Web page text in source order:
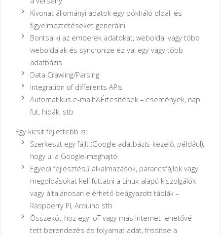
Kivonat állományi adatok egy pókháló oldal, és
figyelmeztetéseket generálni
Bontsa ki az emberek adatokat, weboldal vagy több
weboldalak és syncronize ez-val egy vagy több
adatbázis
Data Crawling/Parsing
Integration of differents APIs
Automatikus e-mailt&Értesítések – események, napi
fut, hibák, stb
Egy kicsit fejlettebb is:
Szerkeszt egy fájlt (Google adatbázis-kezelő, például),
hogy ül a Google-meghajtó
Egyedi fejlesztésű alkalmazások, parancsfájlok vagy
megoldásokat kell futtatni a Linux-alapú kiszolgálók
vagy általánosan elérhető beágyazott táblák –
Raspberry PI, Arduino stb
Összeköt-hoz egy IoT vagy más Internet-lehetővé
tett berendezés és folyamat adat, frissítse a